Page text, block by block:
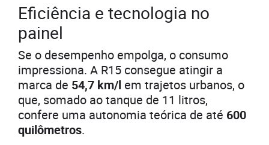
Eficiência e tecnologia no
painel
Se o desempenho empolga, o consumo
impressiona. A R15 consegue atingir a
marca de 54,7 km/l em trajetos urbanos, o
que, somado ao tanque de 11 litros,
confere uma autonomia teórica de até 600
quilômetros.